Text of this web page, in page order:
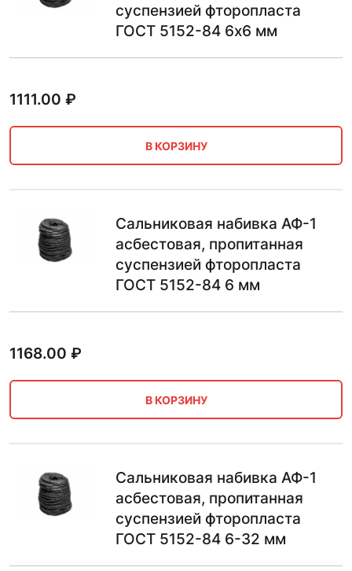
суспензией фторопласта
ГОСТ 5152-84 6х6 мм
1111.00 ₽
В КОРЗИНУ
Сальниковая набивка АФ-1
асбестовая, пропитанная
суспензией фторопласта
ГОСТ 5152-84 6 мм
1168.00 ₽
В КОРЗИНУ
Сальниковая набивка АФ-1
асбестовая, пропитанная
суспензией фторопласта
ГОСТ 5152-84 6-32 мм